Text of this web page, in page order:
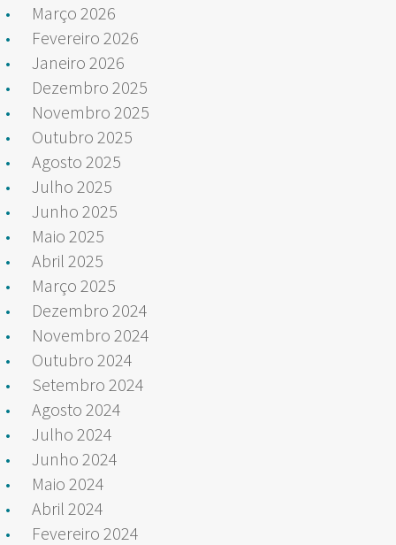
Março 2026
Fevereiro 2026
Janeiro 2026
Dezembro 2025
Novembro 2025
Outubro 2025
Agosto 2025
Julho 2025
Junho 2025
Maio 2025
Abril 2025
Março 2025
Dezembro 2024
Novembro 2024
Outubro 2024
Setembro 2024
Agosto 2024
Julho 2024
Junho 2024
Maio 2024
Abril 2024
Fevereiro 2024